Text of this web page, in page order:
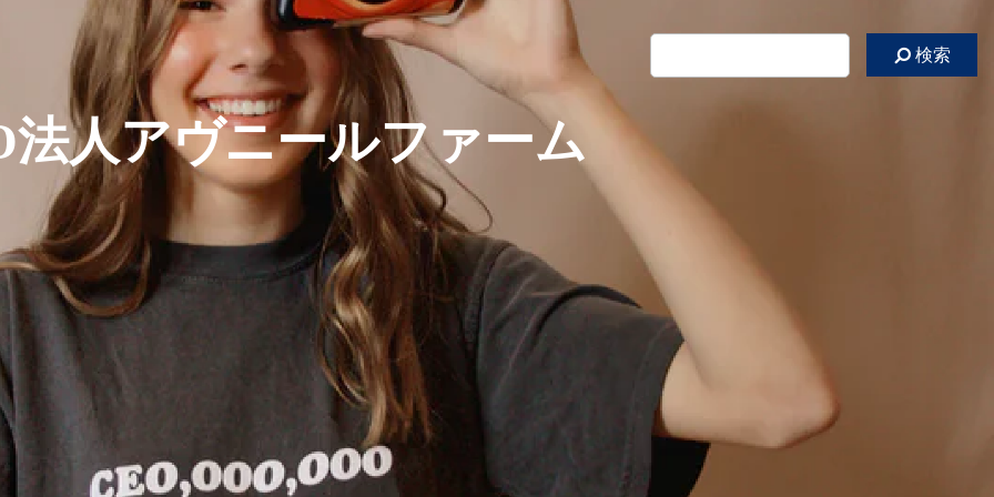
検索
法人アヴニールファーム